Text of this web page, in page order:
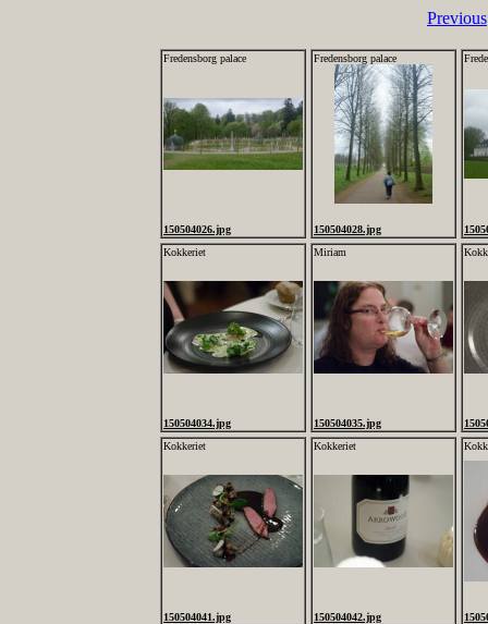
Previous
Fredensborg palace
150504026.jpg
Fredensborg palace
150504028.jpg
Kokkeriet
150504034.jpg
Miriam
150504035.jpg
Kokkeriet
150504041.jpg
Kokkeriet
150504042.jpg